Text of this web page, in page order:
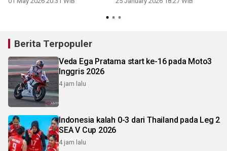
Berita Terpopuler
Veda Ega Pratama start ke-16 pada Moto3
Inggris 2026
4 jam lalu
Indonesia kalah 0-3 dari Thailand pada Leg 2
SEA V Cup 2026
4 jam lalu